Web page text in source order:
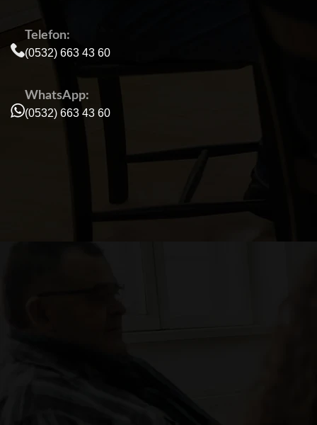
Telefon:
(0532) 663 43 60
WhatsApp:
(0532) 663 43 60